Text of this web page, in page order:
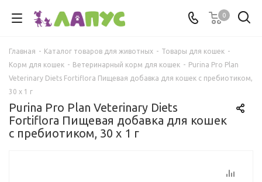
0
Главная - Каталог товаров для животных - Товары для кошек -
Корм для кошек - Ветеринарный корм для кошек - Purina Pro Plan
Veterinary Diets Fortiflora Пищевая добавка для кошек с пребиотиком,
30 х 1 г
Purina Pro Plan Veterinary Diets
Fortiflora Пищевая добавка для кошек
с пребиотиком, 30 х 1 г